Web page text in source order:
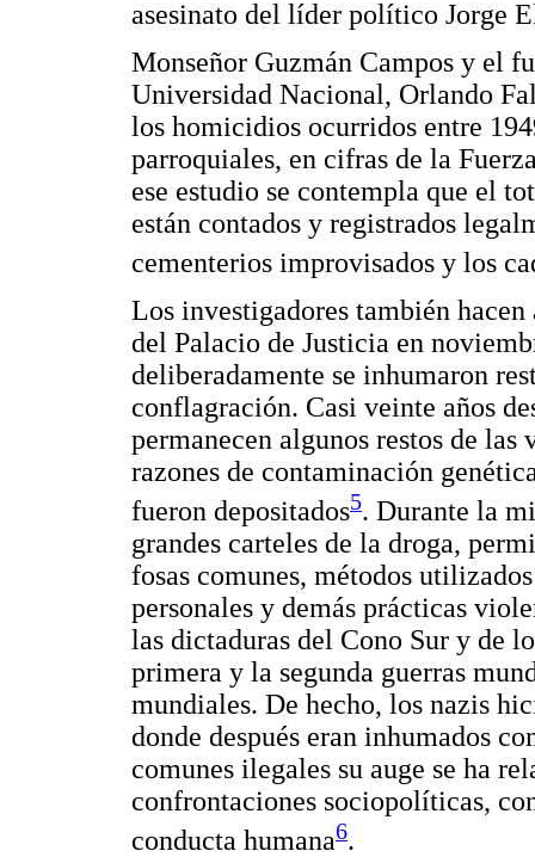
asesinato del líder político Jorge
Monseñor Guzmán Campos y el
Universidad Nacional, Orlando
los homicidios ocurridos entre
parroquiales, en cifras de la
ese estudio se contempla que el
están contados y registrados
cementerios improvisados y los
Los investigadores también
del Palacio de Justicia en
deliberadamente se inhumaron
conflagración. Casi veinte años
permanecen algunos restos de
razones de contaminación
fueron depositados5. Durante la
grandes carteles de la droga,
fosas comunes, métodos
personales y demás prácticas
las dictaduras del Cono Sur y de
primera y la segunda guerras
mundiales. De hecho, los nazis
donde después eran inhumados
comunes ilegales su auge se ha
confrontaciones sociopolíticas,
conducta humana6.